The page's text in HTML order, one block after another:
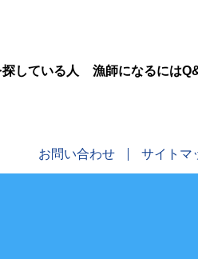
している人 漁師になるには
お問い合わせ サイトマ